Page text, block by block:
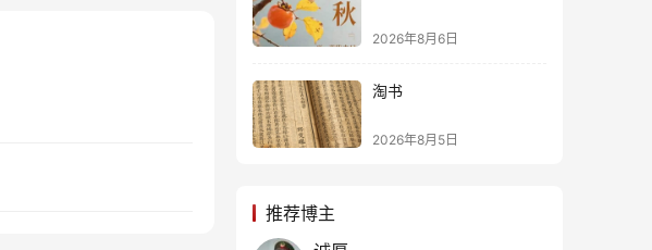
2026年8月6日
淘书
2026年8月5日
推荐博主